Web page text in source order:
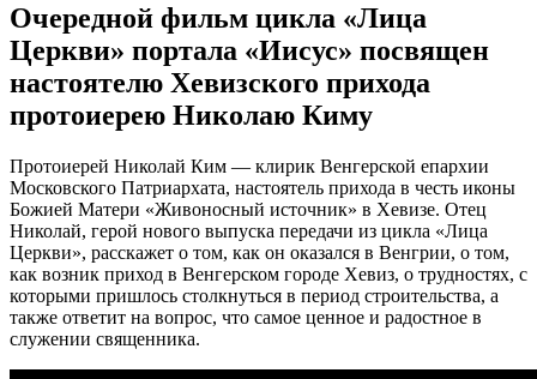
Очередной фильм цикла «Лица
Церкви» портала «Иисус» посвящен
настоятелю Хевизского прихода
протоиерею Николаю Киму
Протоиерей Николай Ким — клирик Венгерской епархии
Московского Патриархата, настоятель прихода в честь иконы
Божией Матери «Живоносный источник» в Хевизе. Отец
Николай, герой нового выпуска передачи из цикла «Лица
Церкви», расскажет о том, как он оказался в Венгрии, о том,
как возник приход в Венгерском городе Хевиз, о трудностях, с
которыми пришлось столкнуться в период строительства, а
также ответит на вопрос, что самое ценное и радостное в
служении священника.